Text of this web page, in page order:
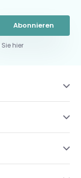
Abonnieren
hier